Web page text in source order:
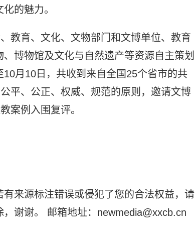
的魅力。
教育、文化、文物部门和文博单位、教育
博物馆及文化与自然遗产等资源自主策划
月10日，共收到来自全国25个省市的共
平、公正、权威、规范的原则，邀请文博
案例入围复评。
来源标注错误或侵犯了您的合法权益，请
谢谢。 邮箱地址：newmedia@xxcb.cn